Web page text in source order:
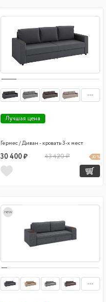
Лучшая цена
Гермес / Диван - кровать 3-х мест
30 400 ₽ 43 420 ₽ 30 %
new